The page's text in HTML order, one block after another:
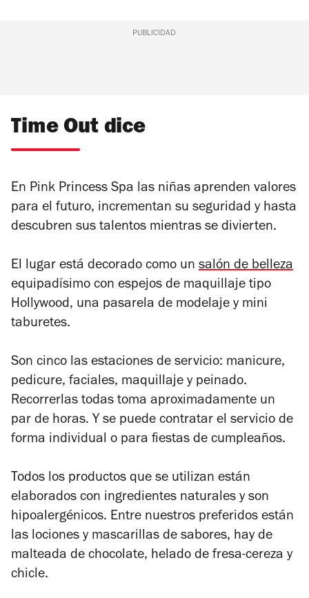
PUBLICIDAD
Time Out dice
En Pink Princess Spa las niñas aprenden valores
para el futuro, incrementan su seguridad y hasta
descubren sus talentos mientras se divierten.
El lugar está decorado como un salón de belleza
equipadísimo con espejos de maquillaje tipo
Hollywood, una pasarela de modelaje y mini
taburetes.
Son cinco las estaciones de servicio: manicure,
pedicure, faciales, maquillaje y peinado.
Recorrerlas todas toma aproximadamente un
par de horas. Y se puede contratar el servicio de
forma individual o para fiestas de cumpleaños.
Todos los productos que se utilizan están
elaborados con ingredientes naturales y son
hipoalergénicos. Entre nuestros preferidos están
las lociones y mascarillas de sabores, hay de
malteada de chocolate, helado de fresa-cereza y
chicle.